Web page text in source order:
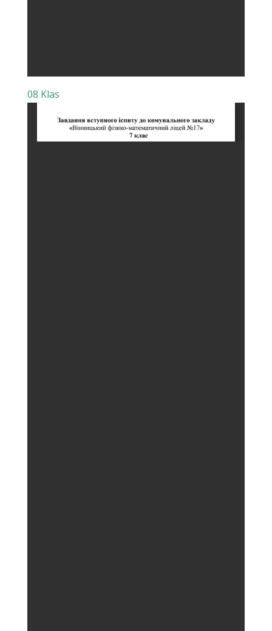
08 Klas